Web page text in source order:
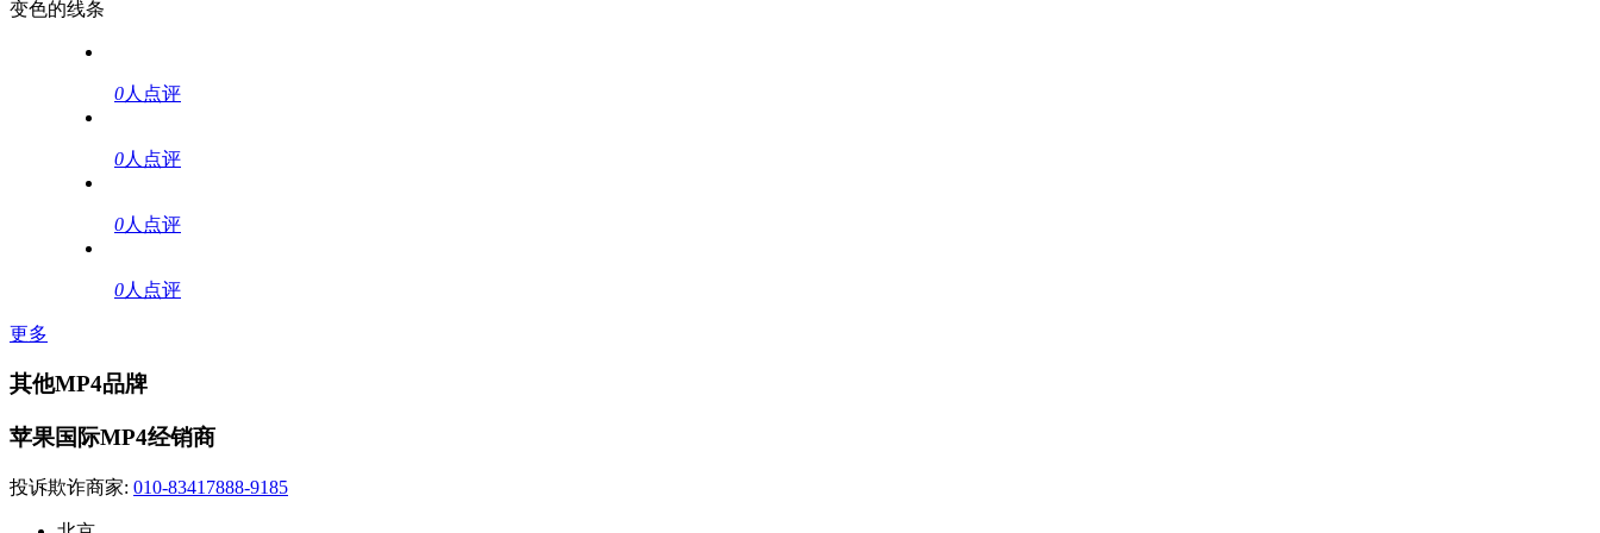
变色的线条
0人点评
0人点评
0人点评
0人点评
更多
其他MP4品牌
苹果国际MP4经销商
投诉欺诈商家: 010-83417888-9185